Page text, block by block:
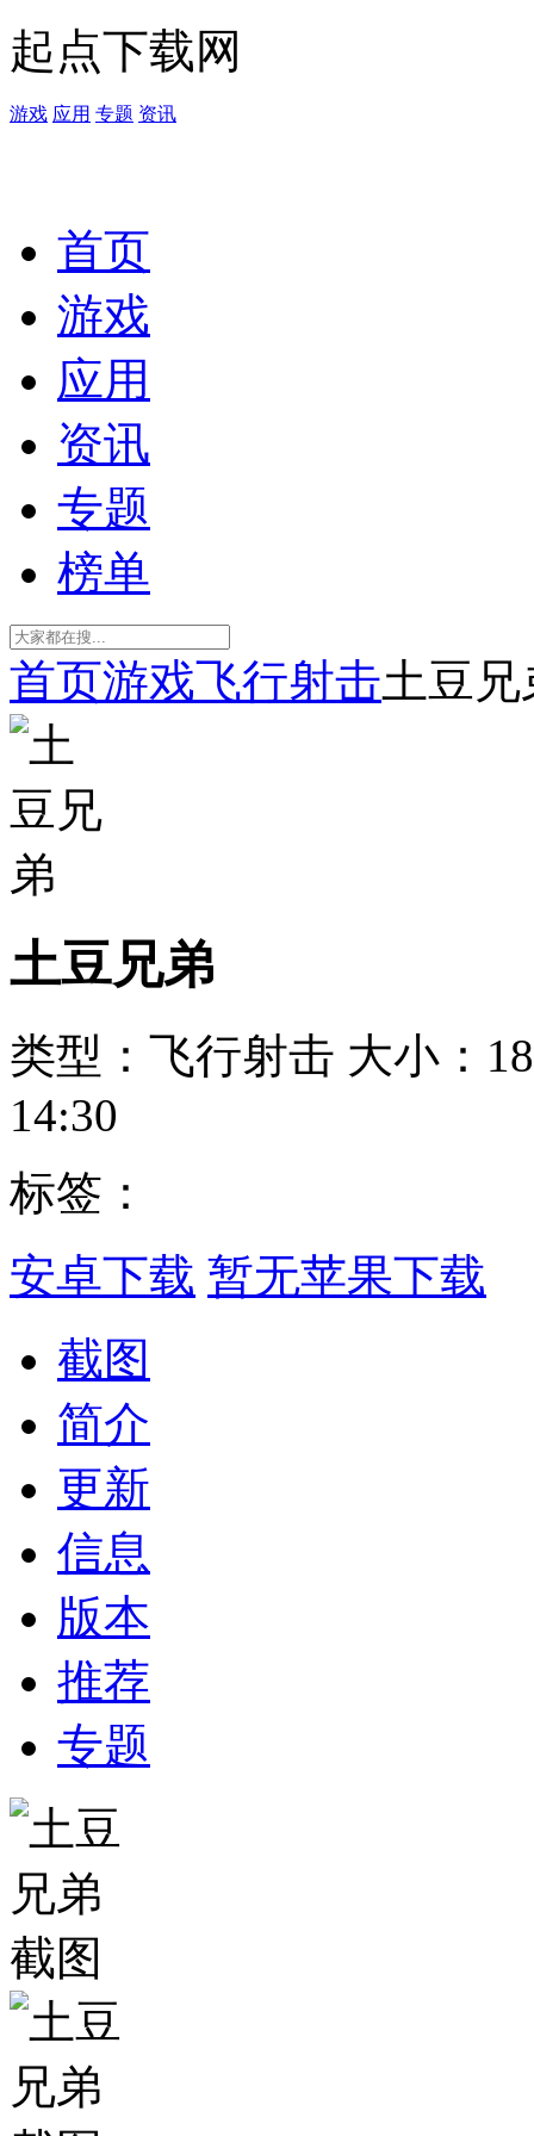
起点下载网
游戏 应用 专题 资讯
首页
游戏
应用
资讯
专题
榜单
首页游戏飞行射击土豆兄
土豆兄弟
类型：飞行射击 大小：
14:30
标签：
安卓下载 暂无苹果下载
截图
简介
更新
信息
版本
推荐
专题